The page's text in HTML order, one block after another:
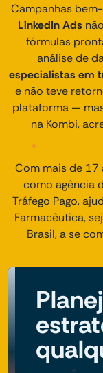
Campanhas
LinkedIn Ads
fórmulas
análise de
especialistas em
e não teve
plataforma —
na Kombi,
Com mais de 17
como agência
Tráfego Pago,
Farmacêutica,
Brasil, a se